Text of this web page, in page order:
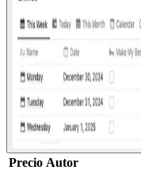
Precio Autor